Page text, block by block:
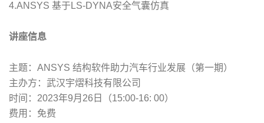
4.ANSYS 基于LS-DYNA安全气囊仿真
讲座信息
主题：ANSYS 结构软件助力汽车行业发展（第一期）
主办方：武汉宇熠科技有限公司
时间：2023年9月26日（15:00-16: 00）
费用：免费